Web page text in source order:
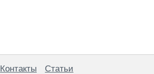
Контакты Статьи